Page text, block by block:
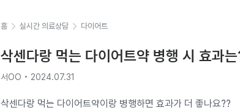
홈 실시간 의료상담 다이어트
삭센다랑 먹는 다이어트약 병행 시 효과
서OO • 2024.07.31
삭센다랑 먹는 다이어트약이랑 병행하면 효과가 더 좋나요??